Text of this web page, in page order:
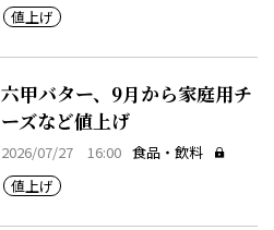
値上げ
六甲バター、9月から家庭用チ
ーズなど値上げ
2026/07/27 16:00 食品・飲料
値上げ